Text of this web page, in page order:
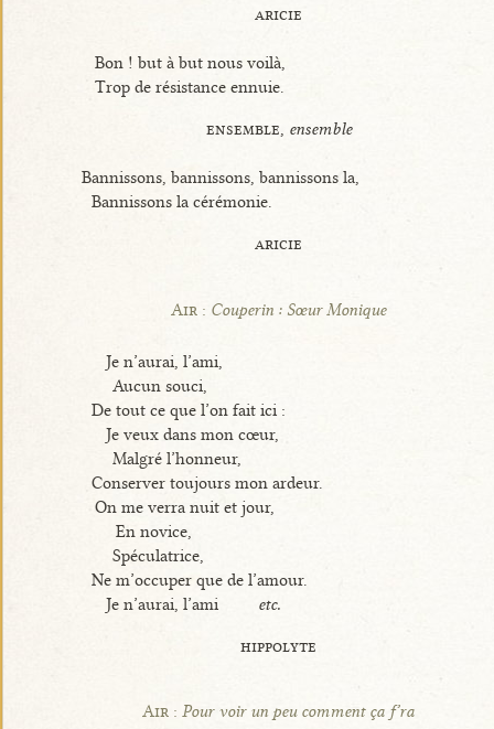
aricie
Bon ! but à but nous voilà,
Trop de résistance ennuie.
ensemble, ensemble
Bannissons, bannissons, bannissons la,
Bannissons la cérémonie.
aricie
Air : Couperin : Sœur Monique
Je n’aurai, l’ami,
Aucun souci,
De tout ce que l’on fait ici :
Je veux dans mon cœur,
Malgré l’honneur,
Conserver toujours mon ardeur.
On me verra nuit et jour,
En novice,
Spéculatrice,
Ne m’occuper que de l’amour.
Je n’aurai, l’ami
etc.
hippolyte
Air :Pour voir un peu comment ça f’ra